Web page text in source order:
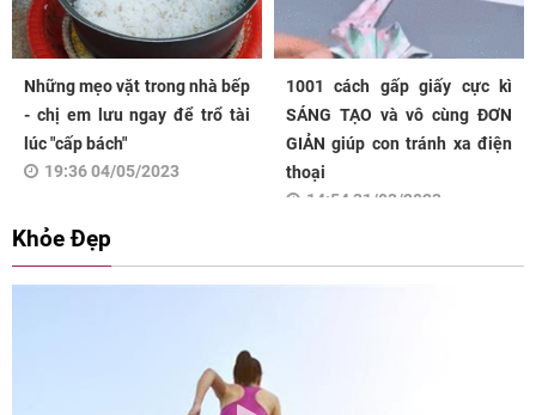
Những mẹo vặt trong nhà bếp
- chị em lưu ngay để trổ tài
lúc "cấp bách"
19:36 04/05/2023
1001 cách gấp giấy cực kì
SÁNG TẠO và vô cùng ĐƠN
GIẢN giúp con tránh xa điện
thoại
14:54 31/03/2023
Khỏe Đẹp